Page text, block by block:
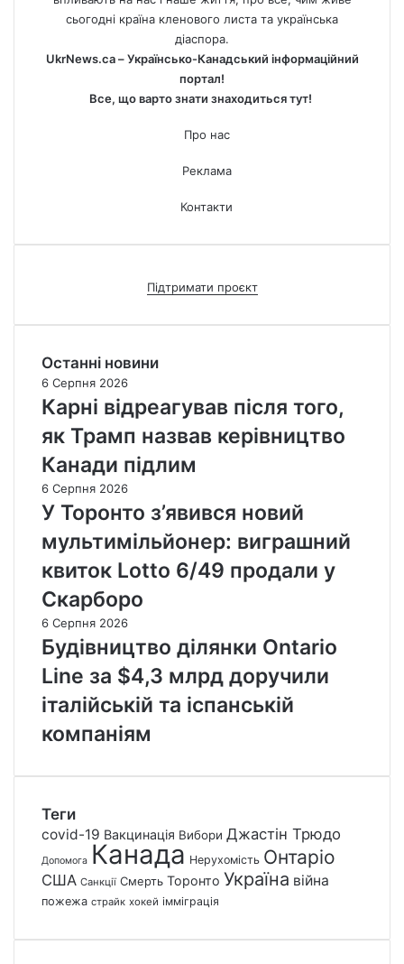
сьогодні країна кленового листа та українська
діаспора.
UkrNews.ca – Українсько-Канадський інформаційний
портал!
Все, що варто знати знаходиться тут!
Про нас
Реклама
Контакти
Підтримати проєкт
Останні новини
6 Серпня 2026
Карні відреагував після того,
як Трамп назвав керівництво
Канади підлим
6 Серпня 2026
У Торонто з’явився новий
мультимільйонер: виграшний
квиток Lotto 6/49 продали у
Скарборо
6 Серпня 2026
Будівництво ділянки Ontario
Line за $4,3 млрд доручили
італійській та іспанській
компаніям
Теги
covid-19 Вакцинація Вибори Джастін Трюдо
Допомога Канада Нерухомість Онтаріо
США Санкції Смерть Торонто Україна війна
пожежа страйк хокей імміграція